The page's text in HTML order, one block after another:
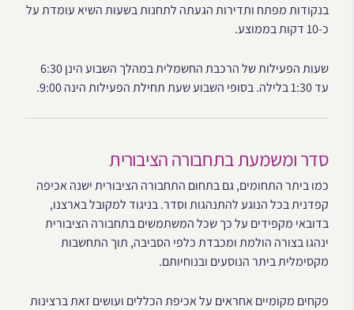
בנקודות מפתח ותדירות הגעתה לתחנות בשעות השיא עומדת על
כ-10 דקות בממוצע.
שעות הפעילות של הרכבת החשמלית במהלך השבוע הינן 6:30
עד 1:30 בלילה. בסופי השבוע שעת תחילת הפעילות הינה 9:00.
סדר ומשמעת בתחבורה הציבורית
כמו ביתר התחומים, גם בתחום התחבורה הציבורית ישנה אכיפה
קפדנית בכל הנוגע להתנהגות וסדר. בניגוד למקובל בארצנו,
בדובאי מקפידים על כך שכל המשתמשים בתחבורה הציבורית
ינהגו בצורה הולמת ומכבדת כלפי הסביבה, תוך התחשבות
מקסימלית ביתר הנוסעים ובנוחיותם.
פקחים מקומיים אחראים על אכיפת הכללים ועושים זאת ברצינות